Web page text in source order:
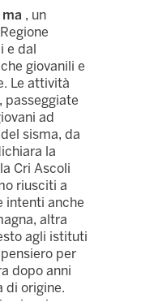
ma , un
e dal
giovanili e
Le attività
passeggiate
ad
sisma, da
la
Cri Ascoli
riusciti a
intenti anche
altra
agli istituti
per
dopo anni
di origine.